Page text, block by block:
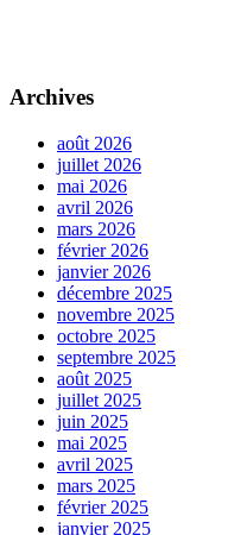
Archives
août 2026
juillet 2026
mai 2026
avril 2026
mars 2026
février 2026
janvier 2026
décembre 2025
novembre 2025
octobre 2025
septembre 2025
août 2025
juillet 2025
juin 2025
mai 2025
avril 2025
mars 2025
février 2025
janvier 2025